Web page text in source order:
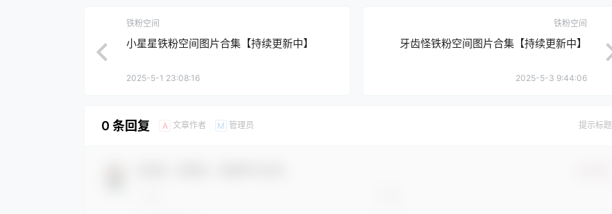
铁粉空间
小星星铁粉空间图片合集【持续更新中】
2025-5-1 23:08:16
铁粉空间
牙齿怪铁粉空间图片合集【持续更新中】
2025-5-3 9:44:06
0 条回复 A 文章作者 M 管理员 提示标题